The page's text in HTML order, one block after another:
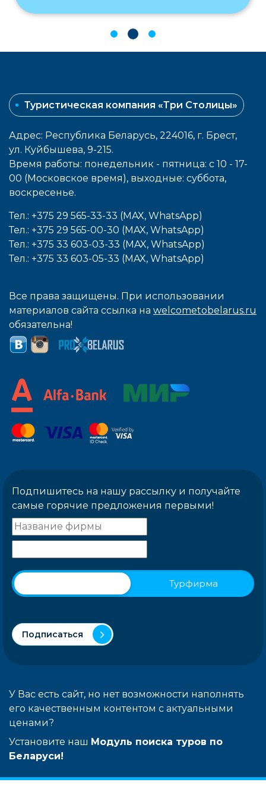
Туристическая компания «Три Столицы»
Адрес: Республика Беларусь, 224016, г. Брест,
ул. Куйбышева, 9-215.
Время работы: понедельник - пятница: с 10 - 17-
00 (Московское время), выходные: cуббота,
воcкресенье.
Тел.: +375 29 565-33-33 (MAX, WhatsApp)
Тел.: +375 29 565-00-30 (MAX, WhatsApp)
Тел.: +375 33 603-03-33 (MAX, WhatsApp)
Тел.: +375 33 603-05-33 (MAX, WhatsApp)
Все права защищены. При использовании
материалов сайта ссылка на welcometobelarus.ru
обязательна!
Подпишитесь на нашу рассылку и получайте
самые горячие предложения первыми!
Турфирма
Подписаться
У Вас есть сайт, но нет возможности наполнять
его качественным контентом с актуальными
ценами?
Установите наш Модуль поиска туров по
Беларуси!